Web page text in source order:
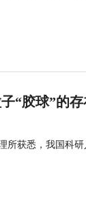
“胶球”的
所获悉，我国科